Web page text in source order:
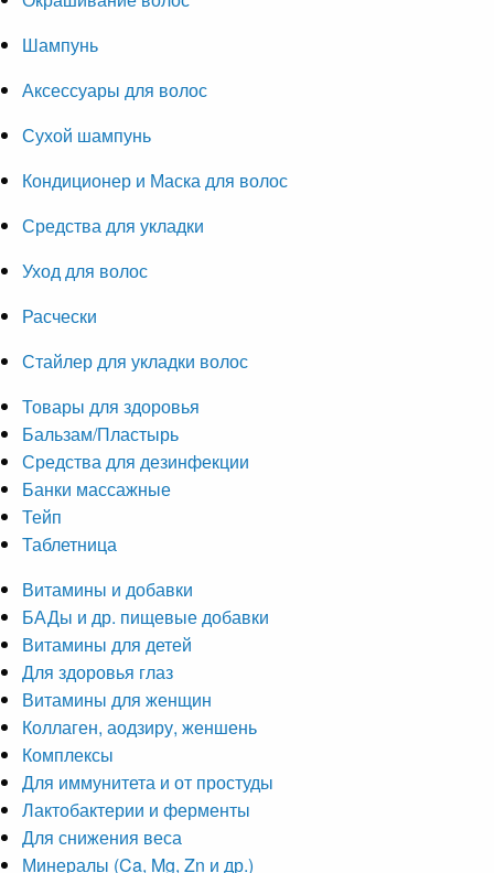
Шампунь
Аксессуары для волос
Сухой шампунь
Кондиционер и Маска для волос
Средства для укладки
Уход для волос
Расчески
Стайлер для укладки волос
Товары для здоровья
Бальзам/Пластырь
Средства для дезинфекции
Банки массажные
Тейп
Таблетница
Витамины и добавки
БАДы и др. пищевые добавки
Витамины для детей
Для здоровья глаз
Витамины для женщин
Коллаген, аодзиру, женшень
Комплексы
Для иммунитета и от простуды
Лактобактерии и ферменты
Для снижения веса
Минералы (Ca, Mg, Zn и др.)